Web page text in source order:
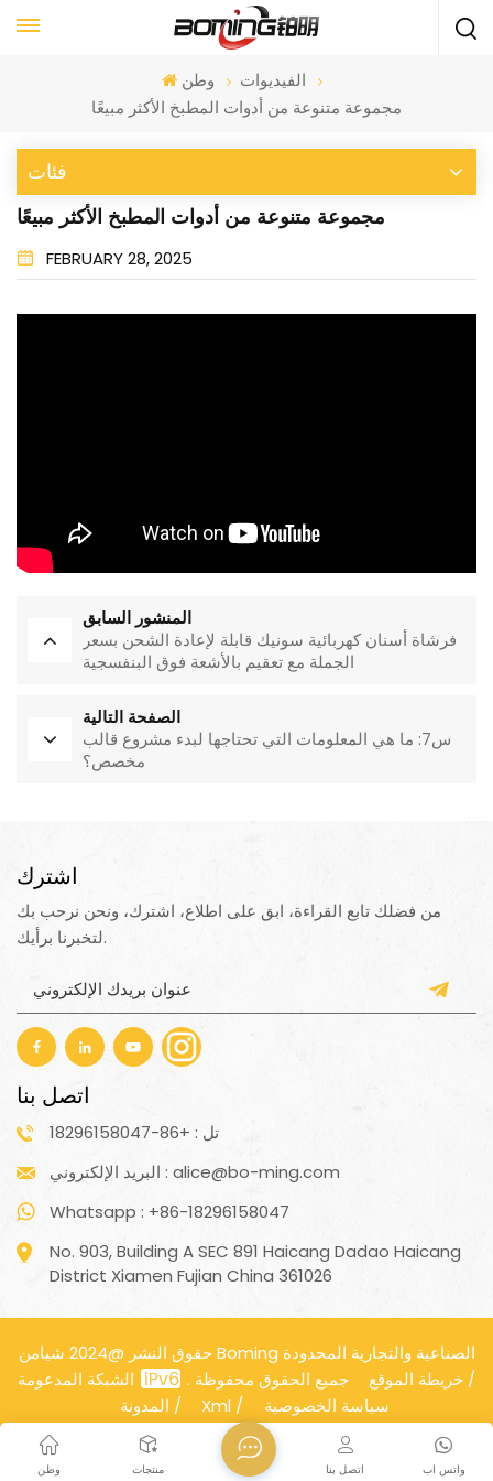
وطن
الفيديوات
مجموعة متنوعة من أدوات المطبخ الأكثر مبيعًا
فئات
مجموعة متنوعة من أدوات المطبخ الأكثر مبيعًا
FEBRUARY 28, 2025
المنشور السابق
فرشاة أسنان كهربائية سونيك قابلة لإعادة الشحن بسعر
الجملة مع تعقيم بالأشعة فوق البنفسجية
الصفحة التالية
س7: ما هي المعلومات التي تحتاجها لبدء مشروع قالب
مخصص؟
اشترك
من فضلك تابع القراءة، ابق على اطلاع، اشترك، ونحن نرحب بك
لتخبرنا برأيك.
اتصل بنا
تل : +86-18296158047
البريد الإلكتروني : alice@bo-ming.com
Whatsapp : +86-18296158047
No. 903, Building A SEC 891 Haicang Dadao Haicang
District Xiamen Fujian China 361026
حقوق النشر @2024 شيامن Boming الصناعية والتجارية المحدودة
جميع الحقوق محفوظة .
خريطة الموقع /
المدونة / Xml / سياسة الخصوصية
وطن منتجات واتس اب اتصل بنا